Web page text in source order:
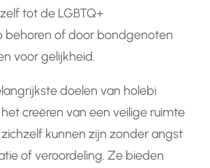
tot de LGBTQ+
behoren of door bondgenoten
voor gelijkheid.
doelen van holebi
creëren van een veilige ruimte
kunnen zijn zonder angst
of veroordeling. Ze bieden